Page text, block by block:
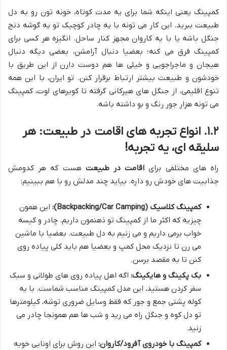
کمپینگ یعنی اینکه شما برای یه مدت کوتاه، خونه تون رو به دل
طبیعت ببرید. این کار می تونه با یه چادر کوچیک تو یه گوشه دنج
جنگل باشه یا با یه کاروان مجهز کنار ساحل. انگیزه هر کسی برای
کمپینگ فرق می کنه؛ بعضیا دنبال آرامشن، بعضی دیگه دنبال
هیجان و ماجراجویی و خیلی ها هم دوست دارن از این طریق با
خودشون و طبیعت بیشتر ارتباط برقرار کنن. تو ایران، با این همه
تنوع اقلیمی، از جنگل های هیرکانی گرفته تا کویرهای لوت، کمپینگ
می تونه هزار جور رنگ و بو داشته باشه.
۱.۲. انواع تجربه های اقامت در طبیعت: هر
سلیقه ای، یه تجربه!
راه های مختلفی برای اقامت در طبیعت هست که هر کدومش
جذابیت های خودش رو داره. بیاید چند مدلش رو با هم ببینیم:
کمپینگ کلاسیک (Backpacking/Car Camping):
این همون
چیزیه که اکثر ما از کمپینگ تو ذهنمون داریم. چادر و کیسه
خواب برمی داریم و می زنیم به دل طبیعت. بعضیا با ماشین
می رن تا نزدیک محل کمپ و بعضیا هم باید کلی پیاده روی
کنن تا به مقصد برسن.
بک پکینگ و هایکینگ: اگه اهل پیاده روی های طولانی و سبک
سفر کردن هستید، این مدل کمپینگ مناسب شماست. با یه
کوله پشتی جمع و جور که فقط وسایل ضروری توشه، کیلومترها
تو دل کوه و جنگل راه می رید و شب ها هم همونجا چادر می
زنید.
کمپینگ با خودروی آفرود/کاروان: این روش برای اونایی خوبه